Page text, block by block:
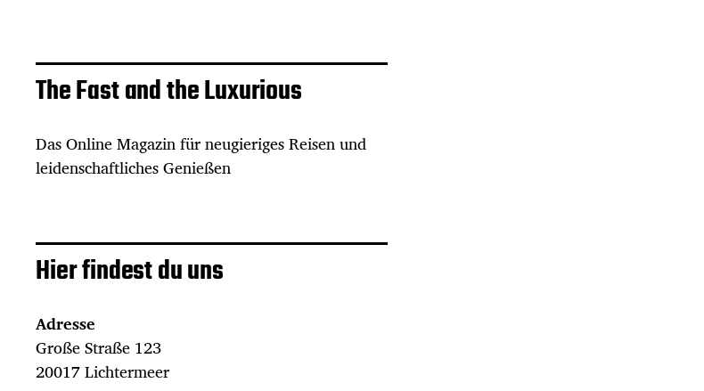
The Fast and the Luxurious
Das Online Magazin für neugieriges Reisen und
leidenschaftliches Genießen
Hier findest du uns
Adresse
Große Straße 123
20017 Lichtermeer